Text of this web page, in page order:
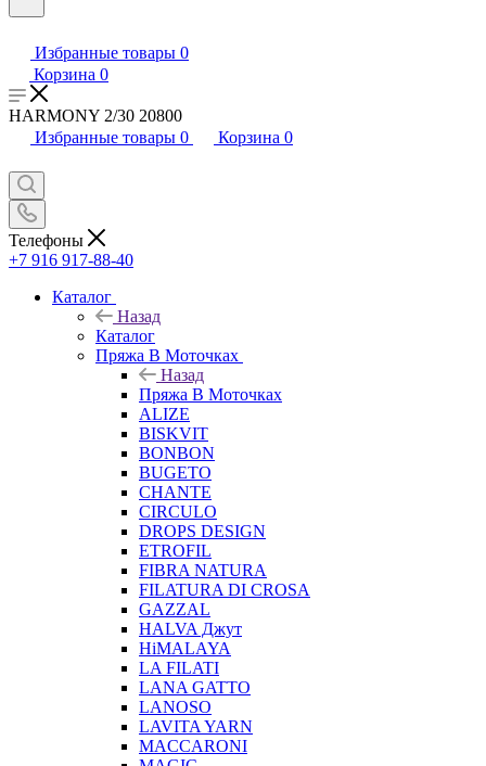
Избранные товары 0
Корзина 0
HARMONY 2/30 20800
Избранные товары 0 Корзина 0
Телефоны
+7 916 917-88-40
Каталог
Назад
Каталог
Пряжа В Моточках
Назад
Пряжа В Моточках
ALIZE
BISKVIT
BONBON
BUGETO
CHANTE
CIRCULO
DROPS DESIGN
ETROFIL
FIBRA NATURA
FILATURA DI CROSA
GAZZAL
HALVA Джут
HiMALAYA
LA FILATI
LANA GATTO
LANOSO
LAVITA YARN
MACCARONI